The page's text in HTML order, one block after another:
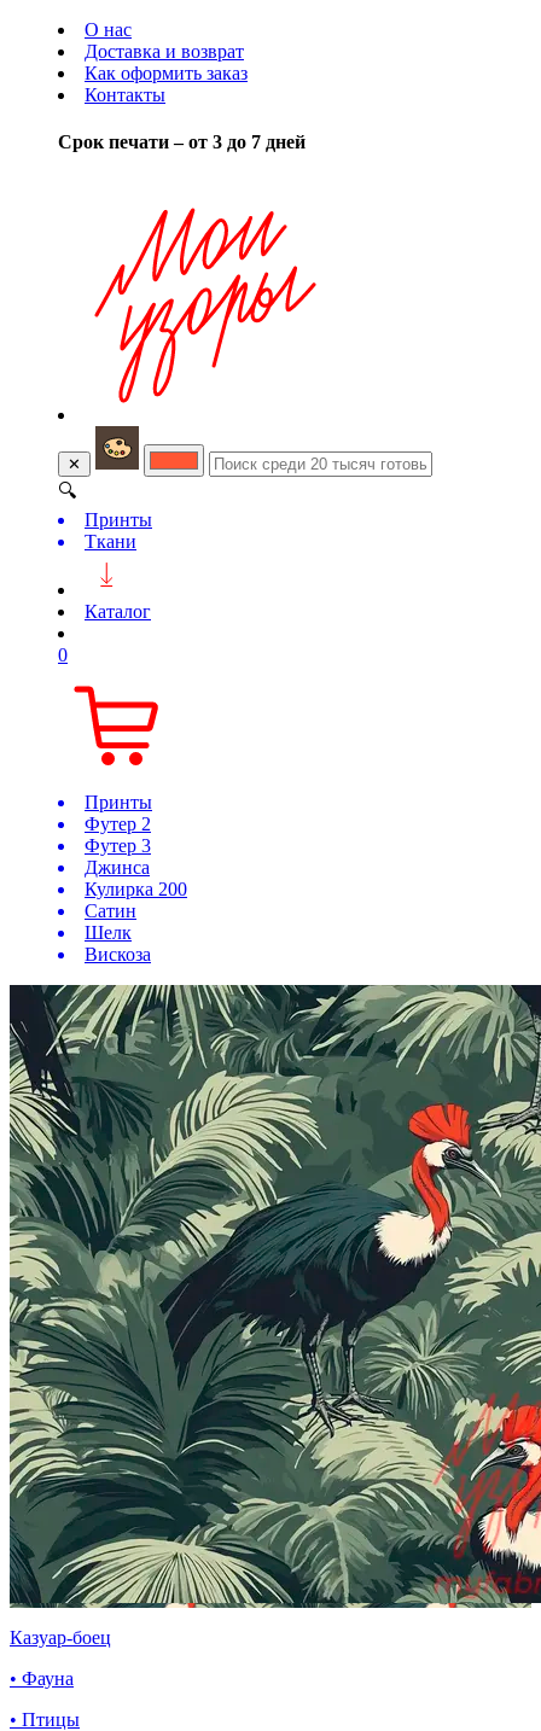
О нас
Доставка и возврат
Как оформить заказ
Контакты
Срок печати – от 3 до 7 дней
✕
🔍
Принты
Ткани
Каталог
0
Принты
Футер 2
Футер 3
Джинса
Кулирка 200
Сатин
Шелк
Вискоза
Казуар-боец
• Фауна
• Птицы